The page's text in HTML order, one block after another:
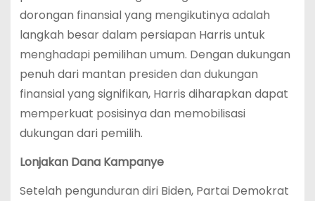
dorongan finansial yang mengikutinya adalah
langkah besar dalam persiapan Harris untuk
menghadapi pemilihan umum. Dengan dukungan
penuh dari mantan presiden dan dukungan
finansial yang signifikan, Harris diharapkan dapat
memperkuat posisinya dan memobilisasi
dukungan dari pemilih.
Lonjakan Dana Kampanye
Setelah pengunduran diri Biden, Partai Demokrat